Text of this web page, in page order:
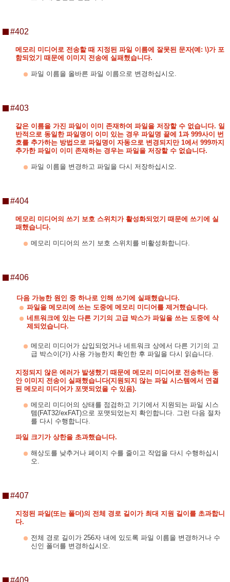
#402
메모리 미디어로 전송할 때 지정된 파일 이름에 잘못된 문자(예: \)가 포
함되었기 때문에 이미지 전송에 실패했습니다.
파일 이름을 올바른 파일 이름으로 변경하십시오.
#403
같은 이름을 가진 파일이 이미 존재하여 파일을 저장할 수 없습니다. 일
반적으로 동일한 파일명이 이미 있는 경우 파일명 끝에 1과 999사이 번
호를 추가하는 방법으로 파일명이 자동으로 변경되지만 1에서 999까지
추가한 파일이 이미 존재하는 경우는 파일을 저장할 수 없습니다.
파일 이름을 변경하고 파일을 다시 저장하십시오.
#404
메모리 미디어의 쓰기 보호 스위치가 활성화되었기 때문에 쓰기에 실
패했습니다.
메모리 미디어의 쓰기 보호 스위치를 비활성화합니다.
#406
다음 가능한 원인 중 하나로 인해 쓰기에 실패했습니다.
파일을 메모리에 쓰는 도중에 메모리 미디어를 제거했습니다.
네트워크에 있는 다른 기기의 고급 박스가 파일을 쓰는 도중에 삭
제되었습니다.
메모리 미디어가 삽입되었거나 네트워크 상에서 다른 기기의 고
급 박스이(가) 사용 가능한지 확인한 후 파일을 다시 읽습니다.
지정되지 않은 에러가 발생했기 때문에 메모리 미디어로 전송하는 동
안 이미지 전송이 실패했습니다(지원되지 않는 파일 시스템에서 연결
된 메모리 미디어가 포맷되었을 수 있음).
메모리 미디어의 상태를 점검하고 기기에서 지원되는 파일 시스
템(FAT32/exFAT)으로 포맷되었는지 확인합니다. 그런 다음 절차
를 다시 수행합니다.
파일 크기가 상한을 초과했습니다.
해상도를 낮추거나 페이지 수를 줄이고 작업을 다시 수행하십시
오.
#407
지정된 파일(또는 폴더)의 전체 경로 길이가 최대 지원 길이를 초과합니
다.
전체 경로 길이가 256자 내에 있도록 파일 이름을 변경하거나 수
신인 폴더를 변경하십시오.
#409